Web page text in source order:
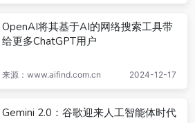
OpenAI将其基于AI的网络搜索工具带
给更多ChatGPT用户
来源：www.aifind.com.cn 2024-12-17
Gemini 2.0：谷歌迎来人工智能体时代